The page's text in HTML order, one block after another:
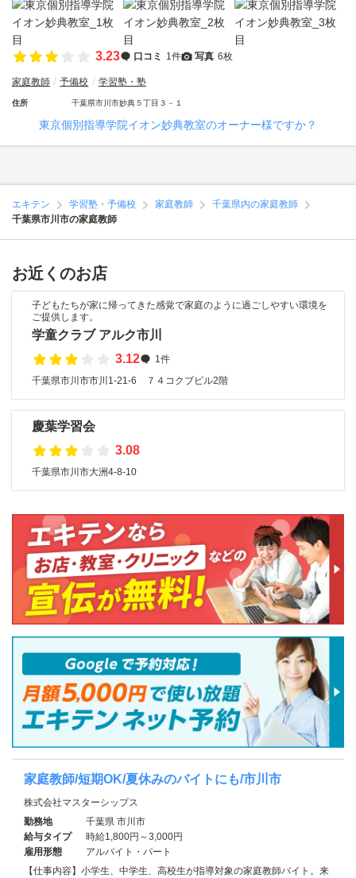
3.23 口コミ 1件 写真 6枚
家庭教師 予備校 学習塾・塾
住所 千葉県市川市妙典５丁目３－１
東京個別指導学院イオン妙典教室のオーナー様ですか？
エキテン 学習塾・予備校 家庭教師
千葉県内の家庭教師
千葉県市川市の家庭教師
お近くのお店
子どもたちが家に帰ってきた感覚で家庭のように過ごしやすい環境を
ご提供します。
学童クラブ アルク市川
3.12
1件
千葉県市川市市川1-21-6 ７４コクブビル2階
慶葉学習会
3.08
千葉県市川市大洲4-8-10
家庭教師/短期OK/夏休みのバイトにも/市川市
株式会社マスターシップス
勤務地
千葉県 市川市
給与タイプ
時給1,800円～3,000円
雇用形態
アルバイト・パート
【仕事内容】小学生、中学生、高校生が指導対象の家庭教師バイト。来